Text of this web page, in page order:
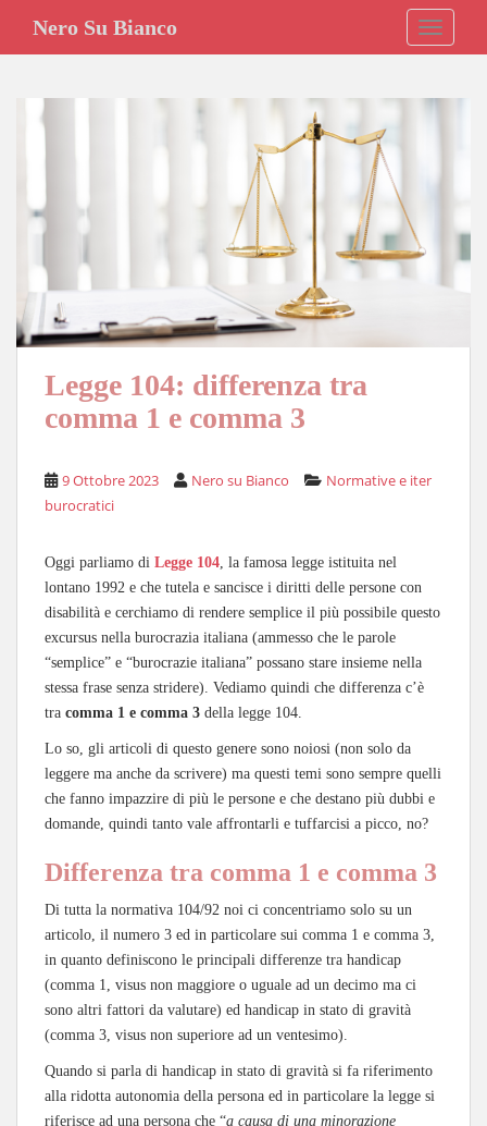
i
Nero Su Bianco
Legge 104: differenza tra
comma 1 e comma 3
9 Ottobre 2023 Nero su Bianco
Normative e iter
burocratici
Oggi parliamo di Legge 104 , la famosa legge istituita nel
lontano 1992 e che tutela e sancisce i diritti delle persone con
disabilità e cerchiamo di rendere semplice il più possibile questo
excursus nella burocrazia italiana (ammesso che le parole
“semplice” e “burocrazie italiana” possano stare insieme nella
stessa frase senza stridere). Vediamo quindi che differenza c’è
tra comma 1 e comma 3 della legge 104.
Lo so, gli articoli di questo genere sono noiosi (non solo da
leggere ma anche da scrivere) ma questi temi sono sempre quelli
che fanno impazzire di più le persone e che destano più dubbi e
domande, quindi tanto vale affrontarli e tuffarcisi a picco, no?
Differenza tra comma 1 e comma 3
Di tutta la normativa 104/92 noi ci concentriamo solo su un
articolo, il numero 3 ed in particolare sui comma 1 e comma 3,
in quanto definiscono le principali differenze tra handicap
(comma 1, visus non maggiore o uguale ad un decimo ma ci
sono altri fattori da valutare) ed handicap in stato di gravità
(comma 3, visus non superiore ad un ventesimo).
Quando si parla di handicap in stato di gravità si fa riferimento
alla ridotta autonomia della persona ed in particolare la legge si
riferisce ad una persona che “a causa di una minorazione